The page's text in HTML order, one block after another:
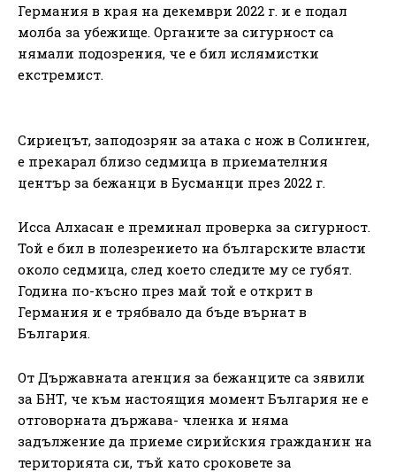
Германия в края на декември 2022 г. и е подал
молба за убежище. Органите за сигурност са
нямали подозрения, че е бил ислямистки
екстремист.
Сириецът, заподозрян за атака с нож в Солинген,
е прекарал близо седмица в приемателния
център за бежанци в Бусманци през 2022 г.
Исса Алхасан е преминал проверка за сигурност.
Той е бил в полезрението на българските власти
около седмица, след което следите му се губят.
Година по-късно през май той е открит в
Германия и е трябвало да бъде върнат в
България.
От Държавната агенция за бежанците са зявили
за БНТ, че към настоящия момент България не е
отговорната държава- членка и няма
задължение да приеме сирийския гражданин на
територията си, тъй като сроковете за